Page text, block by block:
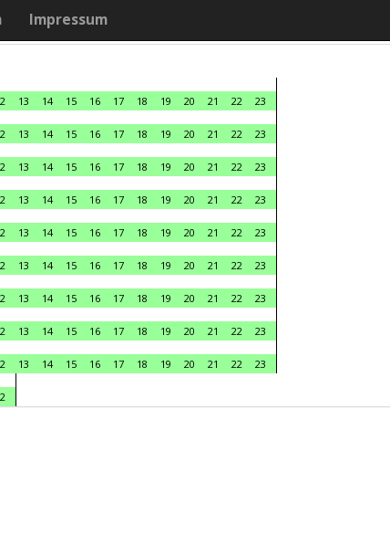
Impressum
13 14 15 16 17 18 19 20 21 22
23
13 14 15 16 17 18 19 20 21 22
23
13 14 15 16 17 18 19 20 21 22
23
13 14 15 16 17 18 19 20 21 22
23
13 14 15 16 17 18 19 20 21 22
23
13 14 15 16 17 18 19 20 21 22
23
13 14 15 16 17 18 19 20 21 22
23
13 14 15 16 17 18 19 20 21 22
23
13 14 15 16 17 18 19 20 21 22
23